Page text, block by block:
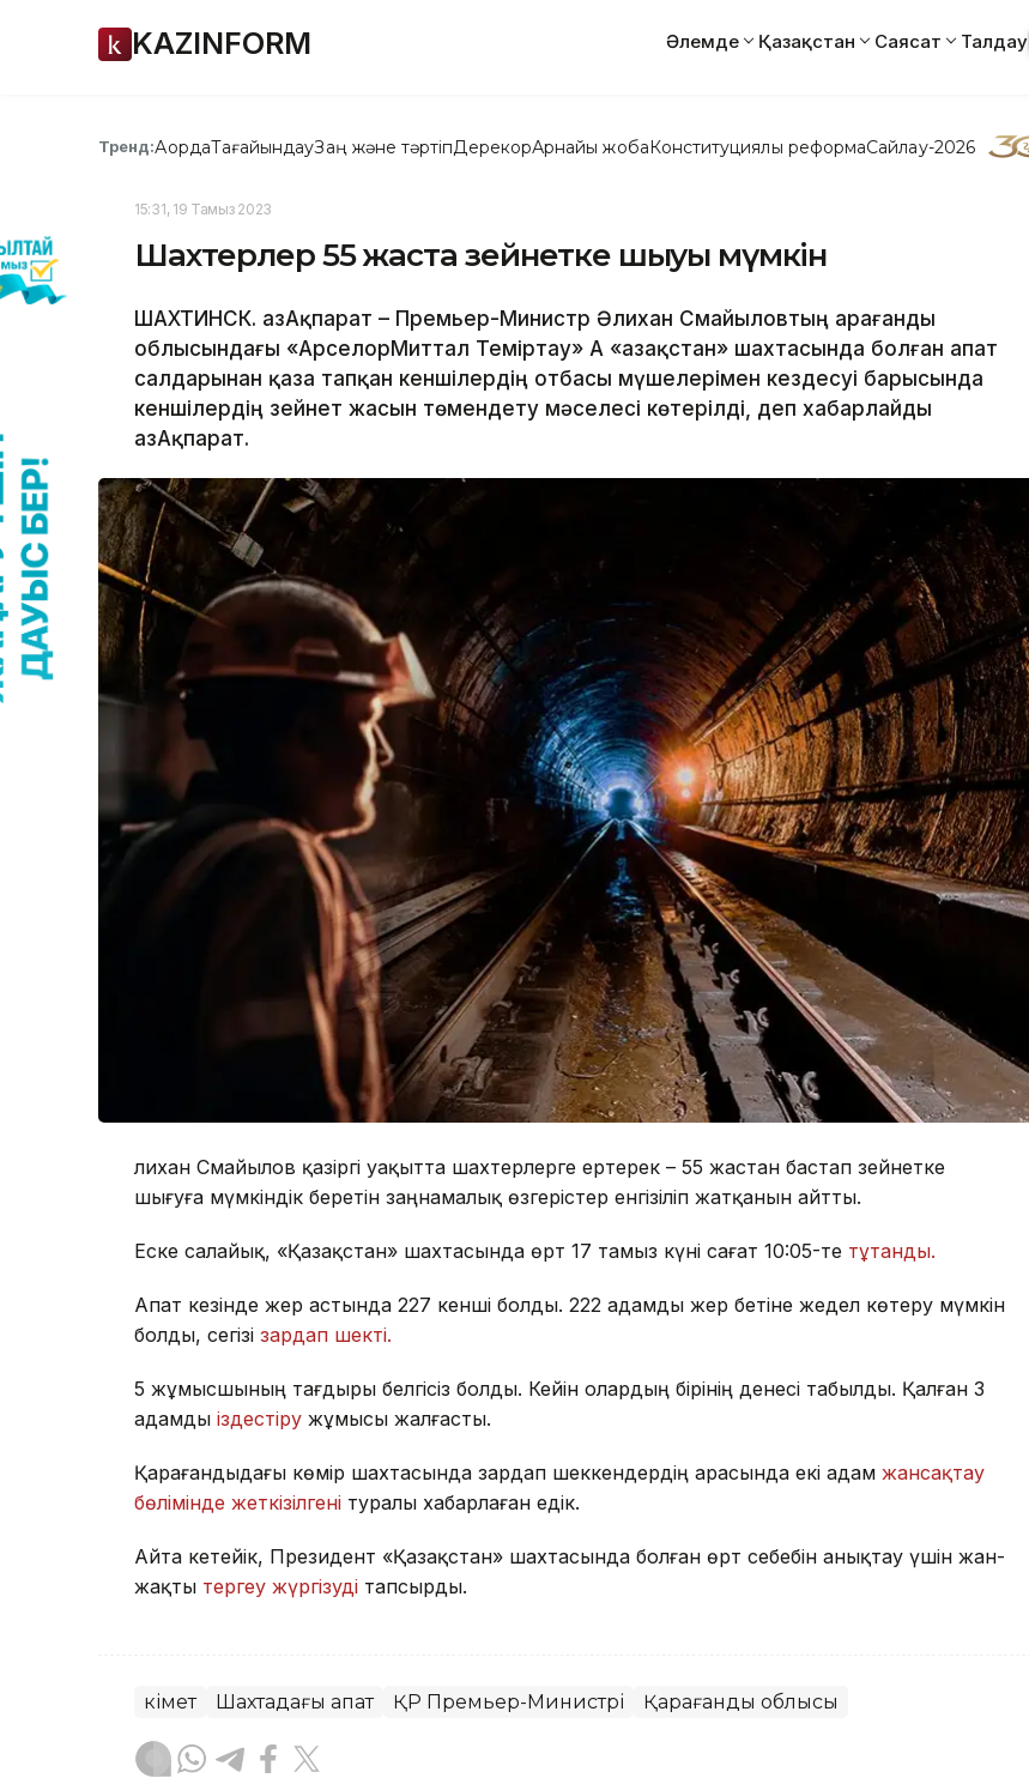
KAZINFORM Әлемде Қазақстан Саясат Талдау
Тренд:АқордаТағайындауЗаң және тәртіпДерекқорАрнайы жобаКонституциялық реформаСайлау-2026
15:31, 19 Тамыз 2023
Шахтерлер 55 жаста зейнетке шығуы мүмкін
ШАХТИНСК. ҚазАқпарат – Премьер-Министр Әлихан Смайыловтың Қарағанды ​​
облысындағы «АрселорМиттал Теміртау» АҚ «Қазақстан» шахтасында болған апат
салдарынан қаза тапқан кеншілердің отбасы мүшелерімен кездесуі барысында
кеншілердің зейнет жасын төмендету мәселесі көтерілді, деп хабарлайды
ҚазАқпарат.
Әлихан Смайылов қазіргі уақытта шахтерлерге ертерек – 55 жастан бастап зейнетке
шығуға мүмкіндік беретін заңнамалық өзгерістер енгізіліп жатқанын айтты.
Еске салайық, «Қазақстан» шахтасында өрт 17 тамыз күні сағат 10:05-те тұтанды.
Апат кезінде жер астында 227 кенші болды. 222 адамды жер бетіне жедел көтеру мүмкін
болды, сегізі зардап шекті.
5 жұмысшының тағдыры белгісіз болды. Кейін олардың бірінің денесі табылды. Қалған 3
адамды іздестіру жұмысы жалғасты.
Қарағандыдағы көмір шахтасында зардап шеккендердің арасында екі адам жансақтау
бөлімінде жеткізілгені туралы хабарлаған едік.
Айта кетейік, Президент «Қазақстан» шахтасында болған өрт себебін анықтау үшін жан-
жақты тергеу жүргізуді тапсырды.
Үкімет Шахтадағы апат ҚР Премьер-Министрі Қарағанды облысы